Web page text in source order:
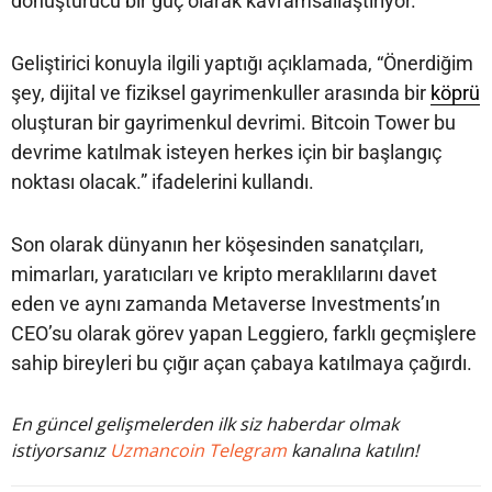
Geliştirici konuyla ilgili yaptığı açıklamada, “Önerdiğim
şey, dijital ve fiziksel gayrimenkuller arasında bir köprü
oluşturan bir gayrimenkul devrimi. Bitcoin Tower bu
devrime katılmak isteyen herkes için bir başlangıç
noktası olacak.” ifadelerini kullandı.
Son olarak dünyanın her köşesinden sanatçıları,
mimarları, yaratıcıları ve kripto meraklılarını davet
eden ve aynı zamanda Metaverse Investments’ın
CEO’su olarak görev yapan Leggiero, farklı geçmişlere
sahip bireyleri bu çığır açan çabaya katılmaya çağırdı.
En güncel gelişmelerden ilk siz haberdar olmak
istiyorsanız Uzmancoin Telegram kanalına katılın!